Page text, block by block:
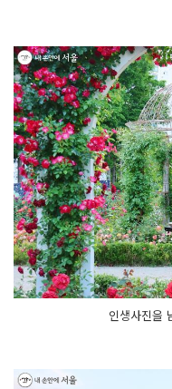
인생사진을